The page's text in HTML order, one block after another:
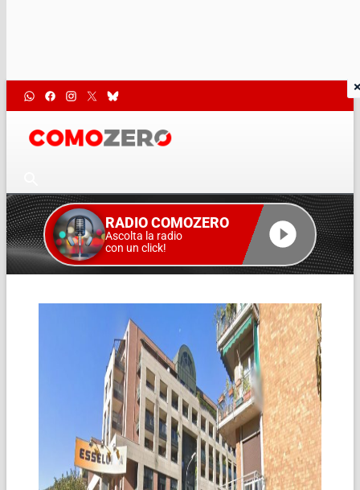
RADIO COMOZERO
Ascolta la radio
con un click!